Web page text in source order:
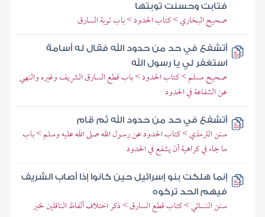
فتابت وحسنت توبتها
صحيح البخاري > كتاب الحدود > باب توبة السارق
أتشفع في حد من حدود الله فقال له أسامة
استغفر لي يا رسول الله
صحيح مسلم > كتاب الحدود > باب قطع السارق الشريف وغيره والنهي
عن الشفاعة في الحدود
أتشفع في حد من حدود الله ثم قام
سنن الترمذي > كتاب الحدود عن رسول الله صلى الله عليه وسلم > باب
ما جاء في كراهية أن يشفع في الحدود
إنما هلكت بنو إسرائيل حين كانوا إذا أصاب الشريف
فيهم الحد تركوه
سنن النسائي > كتاب قطع السارق > ذكر اختلاف ألفاظ الناقلين لخبر